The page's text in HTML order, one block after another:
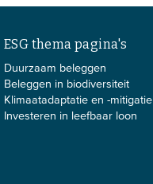
ESG thema pagina's
Duurzaam beleggen
Beleggen in biodiversiteit
Klimaatadaptatie en -mitigatie
Investeren in leefbaar loon